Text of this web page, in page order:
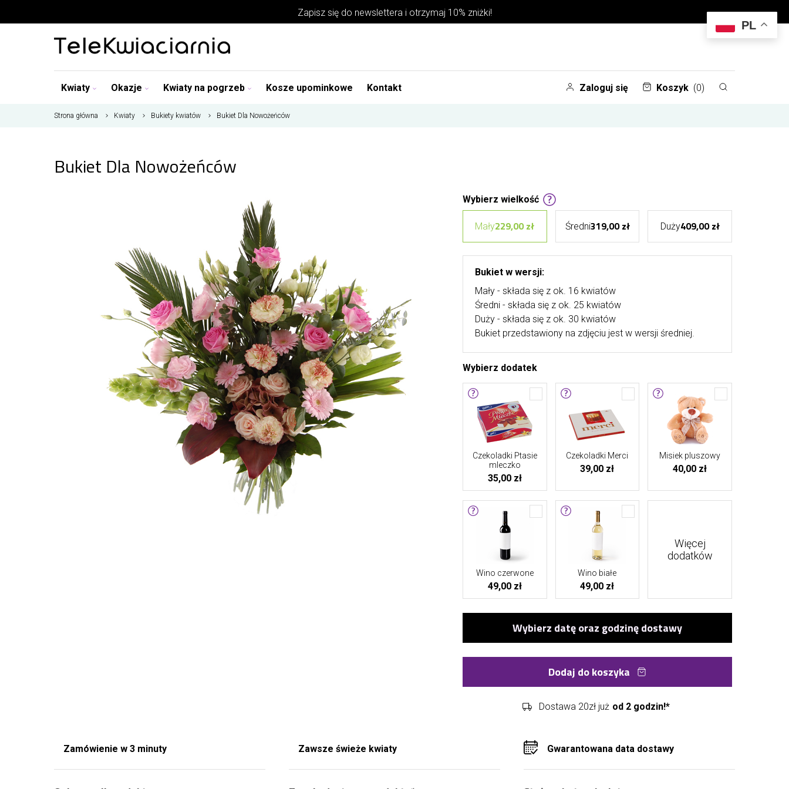
Zapisz się do newslettera i otrzymaj 10% zniżki!
Kwiaty Okazje Kwiaty na pogrzeb Kosze upominkowe Kontakt Zaloguj się Koszyk (0)
Strona główna Kwiaty Bukiety kwiatów Bukiet Dla Nowożeńców
Bukiet Dla Nowożeńców
Wybierz wielkość
Mały229,00 zł Średni319,00 zł Duży409,00 zł
Bukiet w wersji:
Mały - składa się z ok. 16 kwiatów
Średni - składa się z ok. 25 kwiatów
Duży - składa się z ok. 30 kwiatów
Bukiet przedstawiony na zdjęciu jest w wersji średniej.
Wybierz dodatek
Czekoladki Ptasie
mleczko
35,00 zł
Czekoladki Merci
39,00 zł
Misiek pluszowy
40,00 zł
Wino czerwone
49,00 zł
Wino białe
49,00 zł
Więcej
dodatków
Dodaj do koszyka
Dostawa 20zł już od 2 godzin!*
Zamówienie w 3 minuty Zawsze świeże kwiaty Gwarantowana data dostawy
PL